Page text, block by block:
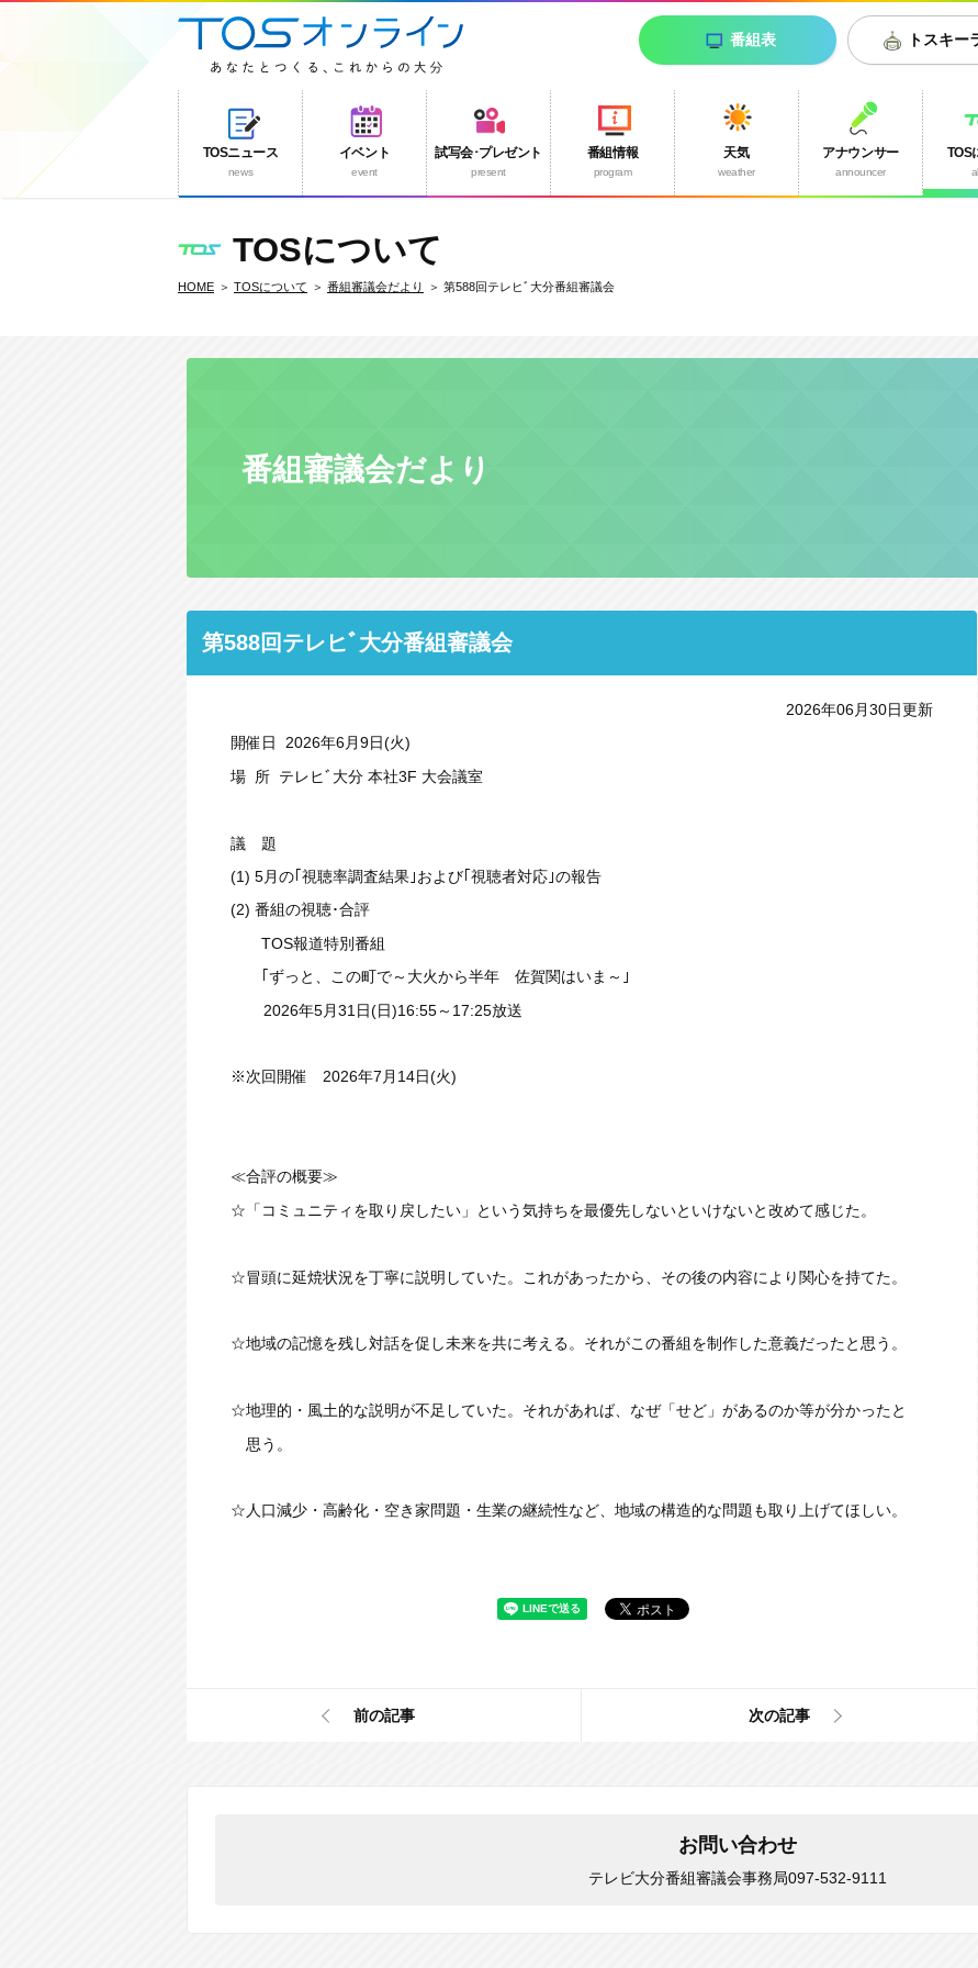
トスキー
番組表
TOSニュース
news
イベント
event
試写会･プレゼント
present
番組情報
program
天気
weather
アナウンサー
announcer
TOS
TOSについて
HOME TOSについて 番組審議会だより 第588回テレヒﾞ大分番組審議会
番組審議会だより
第588回テレヒﾞ大分番組審議会
2026年06月30日更新
開催日 2026年6月9日(火)
場 所 テレヒﾞ大分 本社3F 大会議室
議 題
(1) 5月の｢視聴率調査結果｣および｢視聴者対応｣の報告
(2) 番組の視聴･合評
TOS報道特別番組
｢ずっと、この町で～大火から半年 佐賀関はいま～｣
2026年5月31日(日)16:55～17:25放送
※次回開催 2026年7月14日(火)
≪合評の概要≫
☆「コミュニティを取り戻したい」という気持ちを最優先しないといけないと改めて感じた。
☆冒頭に延焼状況を丁寧に説明していた。これがあったから、その後の内容により関心を持てた。
☆地域の記憶を残し対話を促し未来を共に考える。それがこの番組を制作した意義だったと思う。
☆地理的・風土的な説明が不足していた。それがあれば、なぜ「せど」があるのか等が分かったと
思う。
☆人口減少・高齢化・空き家問題・生業の継続性など、地域の構造的な問題も取り上げてほしい。
前の記事 次の記事
お問い合わせ
テレビ大分番組審議会事務局097-532-9111